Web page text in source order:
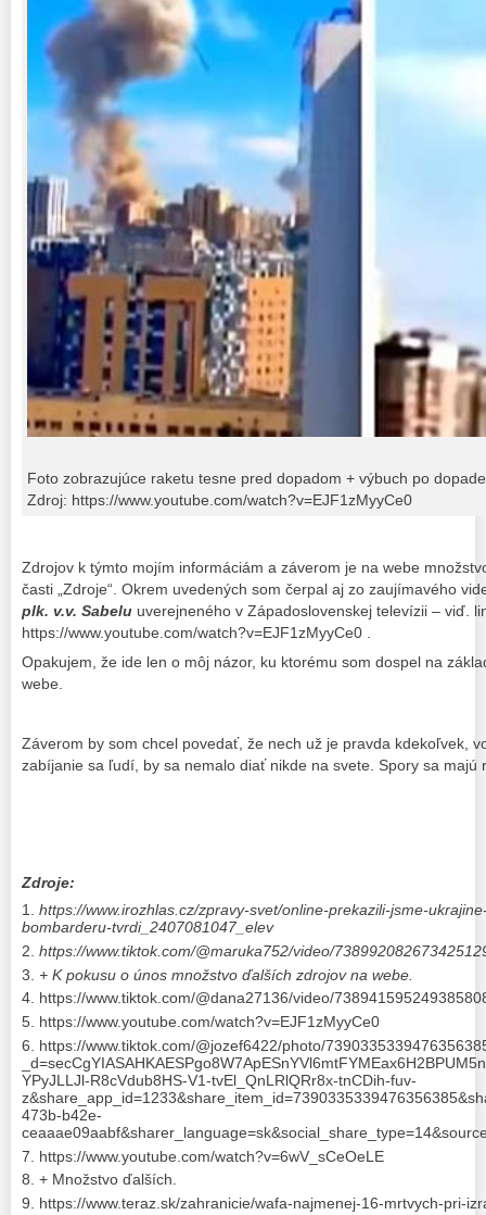
Foto zobrazujúce raketu tesne pred dopadom + výbuch po
Zdroj: https://www.youtube.com/watch?v=EJF1zMyyCe0
Zdrojov k týmto mojím informáciám a záverom je na webe
časti „Zdroje“. Okrem uvedených som čerpal aj zo zaujímavého
plk. v.v. Sabelu uverejneného v Západoslovenskej televízii – viď.
https://www.youtube.com/watch?v=EJF1zMyyCe0 .
Opakujem, že ide len o môj názor, ku ktorému som dospel na
webe.
Záverom by som chcel povedať, že nech už je pravda kdekoľvek,
zabíjanie sa ľudí, by sa nemalo diať nikde na svete. Spory sa majú
Zdroje:
https://www.irozhlas.cz/zpravy-svet/online-prekazili-jsme-
bombarderu-tvrdi_2407081047_elev
https://www.tiktok.com/@maruka752/video/
+ K pokusu o únos množstvo ďalších zdrojov na webe.
https://www.tiktok.com/@dana27136/video/
https://www.youtube.com/watch?v=EJF1zMyyCe0
https://www.tiktok.com/@jozef6422/photo/
YPyJLLJl-R8cVdub8HS-V1-tvEl_QnLRlQRr8x-tnCDih-fuv-
473b-b42e-
https://www.youtube.com/watch?v=6wV_sCeOeLE
+ Množstvo ďalších.
https://www.teraz.sk/zahranicie/wafa-najmenej-16-mrtvych-pri-